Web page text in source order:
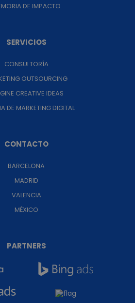
DE IMPACTO
SERVICIOS
CONSULTORÍA
OUTSOURCING
CREATIVE IDEAS
DE MARKETING DIGITAL
CONTACTO
BARCELONA
MADRID
VALENCIA
MÉXICO
PARTNERS